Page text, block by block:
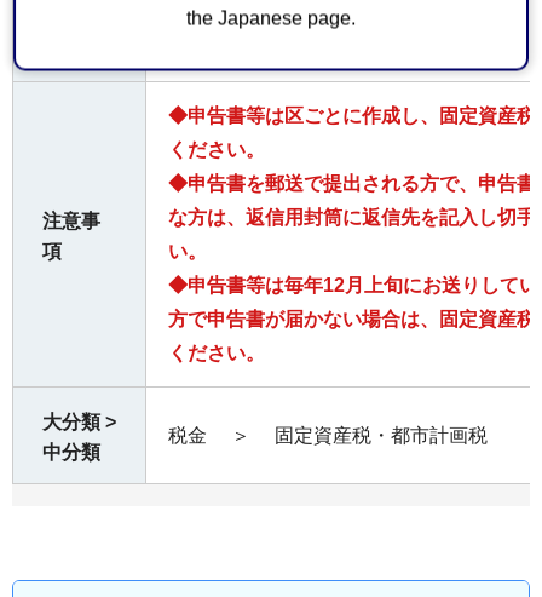
the Japanese page.
B）
注意事
項
◆申告書等は区ごとに作成し、固定資産税
ください。
◆申告書を郵送で提出される方で、申告書
な方は、返信用封筒に返信先を記入し切
い。
◆申告書等は毎年12月上旬にお送りして
方で申告書が届かない場合は、固定資産
ください。
大分類 >
中分類
税金 ＞ 固定資産税・都市計画税